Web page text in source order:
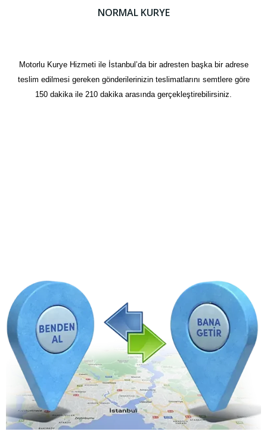
NORMAL KURYE
Motorlu Kurye Hizmeti ile İstanbul’da bir adresten başka bir adrese
teslim edilmesi gereken gönderilerinizin teslimatlarını semtlere göre
150 dakika ile 210 dakika arasında gerçekleştirebilirsiniz.